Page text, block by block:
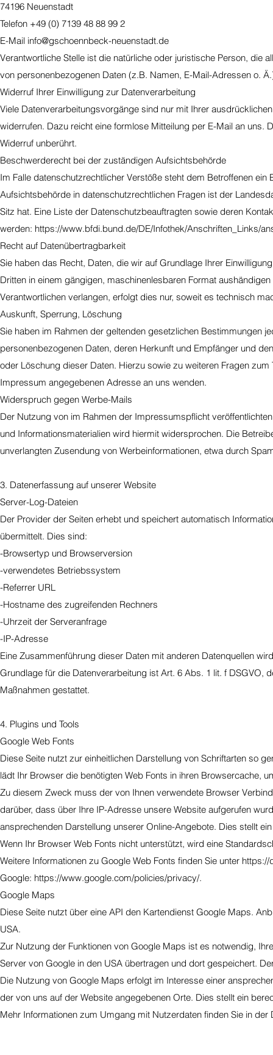
74196 Neuenstadt
Telefon +49 (0) 7139 48 88 99 2
E-Mail info@gschoennbeck-neuenstadt.de
Verantwortliche Stelle ist die natürliche oder juristische Person,
von personenbezogenen Daten (z.B. Namen, E-Mail-Adressen o.
Widerruf Ihrer Einwilligung zur Datenverarbeitung
Viele Datenverarbeitungsvorgänge sind nur mit Ihrer
widerrufen. Dazu reicht eine formlose Mitteilung per E-Mail an
Widerruf unberührt.
Beschwerderecht bei der zuständigen Aufsichtsbehörde
Im Falle datenschutzrechtlicher Verstöße steht dem Betroffenen
Aufsichtsbehörde in datenschutzrechtlichen Fragen ist der
Sitz hat. Eine Liste der Datenschutzbeauftragten sowie deren
werden: https://www.bfdi.bund.de/DE/Infothek/Anschriften_Links/
Recht auf Datenübertragbarkeit
Sie haben das Recht, Daten, die wir auf Grundlage Ihrer
Dritten in einem gängigen, maschinenlesbaren Format
Verantwortlichen verlangen, erfolgt dies nur, soweit es technisch
Auskunft, Sperrung, Löschung
Sie haben im Rahmen der geltenden gesetzlichen Bestimmungen
personenbezogenen Daten, deren Herkunft und Empfänger und
oder Löschung dieser Daten. Hierzu sowie zu weiteren Fragen
Impressum angegebenen Adresse an uns wenden.
Widerspruch gegen Werbe-Mails
Der Nutzung von im Rahmen der Impressumspflicht
und Informationsmaterialien wird hiermit widersprochen. Die
unverlangten Zusendung von Werbeinformationen, etwa durch
3. Datenerfassung auf unserer Website
Server-Log-Dateien
Der Provider der Seiten erhebt und speichert automatisch
übermittelt. Dies sind:
-Browsertyp und Browserversion
-verwendetes Betriebssystem
-Referrer URL
-Hostname des zugreifenden Rechners
-Uhrzeit der Serveranfrage
-IP-Adresse
Eine Zusammenführung dieser Daten mit anderen Datenquellen
Grundlage für die Datenverarbeitung ist Art. 6 Abs. 1 lit. f DSGVO,
Maßnahmen gestattet.
4. Plugins und Tools
Google Web Fonts
Diese Seite nutzt zur einheitlichen Darstellung von Schriftarten so
lädt Ihr Browser die benötigten Web Fonts in ihren Browsercache,
Zu diesem Zweck muss der von Ihnen verwendete Browser
darüber, dass über Ihre IP-Adresse unsere Website aufgerufen
ansprechenden Darstellung unserer Online-Angebote. Dies stellt
Wenn Ihr Browser Web Fonts nicht unterstützt, wird eine
Weitere Informationen zu Google Web Fonts finden Sie unter https://
Google: https://www.google.com/policies/privacy/.
Google Maps
Diese Seite nutzt über eine API den Kartendienst Google Maps.
USA.
Zur Nutzung der Funktionen von Google Maps ist es notwendig,
Server von Google in den USA übertragen und dort gespeichert.
Die Nutzung von Google Maps erfolgt im Interesse einer
der von uns auf der Website angegebenen Orte. Dies stellt ein
Mehr Informationen zum Umgang mit Nutzerdaten finden Sie in